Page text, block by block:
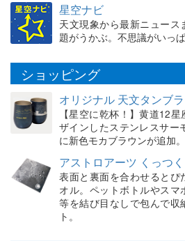
星空ナビ
天文現象から最新ニュー
題がうかぶ。不思議がいっ
ショッピング
オリジナル 天文タンブ
【星空に乾杯！】黄道12
ザインしたステンレスサー
に新色モカブラウンが追加。
アストロアーツ くっつ
表面と裏面を合わせるとぴ
オル。ペットボトルやス
等を結び目なしで包んで収
ト。